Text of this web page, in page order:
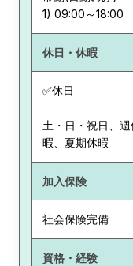
休日・休暇
✅休日
土・日・祝日、
暇、夏期休暇
加入保険
社会保険完備
資格・経験